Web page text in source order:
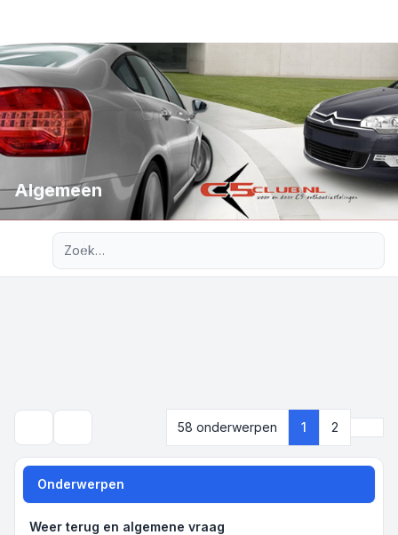
Algemeen
58 onderwerpen 1 2
Onderwerpen
Weer terug en algemene vraag